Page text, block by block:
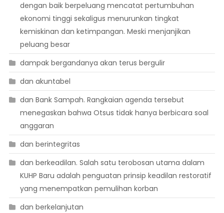
dengan baik berpeluang mencatat pertumbuhan
ekonomi tinggi sekaligus menurunkan tingkat
kemiskinan dan ketimpangan. Meski menjanjikan
peluang besar
dampak bergandanya akan terus bergulir
dan akuntabel
dan Bank Sampah. Rangkaian agenda tersebut
menegaskan bahwa Otsus tidak hanya berbicara soal
anggaran
dan berintegritas
dan berkeadilan. Salah satu terobosan utama dalam
KUHP Baru adalah penguatan prinsip keadilan restoratif
yang menempatkan pemulihan korban
dan berkelanjutan